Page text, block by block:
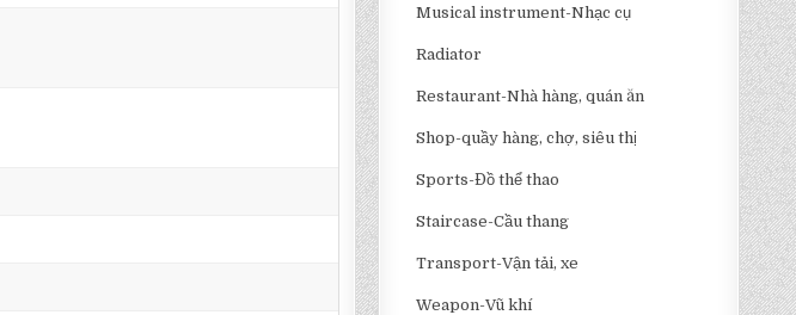
Musical instrument-Nhạc cụ
Radiator
Restaurant-Nhà hàng, quán ăn
Shop-quầy hàng, chợ, siêu thị
Sports-Đồ thể thao
Staircase-Cầu thang
Transport-Vận tải, xe
Weapon-Vũ khí